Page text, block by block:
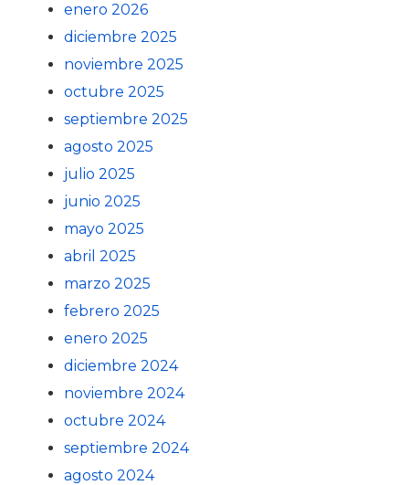
enero 2026
diciembre 2025
noviembre 2025
octubre 2025
septiembre 2025
agosto 2025
julio 2025
junio 2025
mayo 2025
abril 2025
marzo 2025
febrero 2025
enero 2025
diciembre 2024
noviembre 2024
octubre 2024
septiembre 2024
agosto 2024